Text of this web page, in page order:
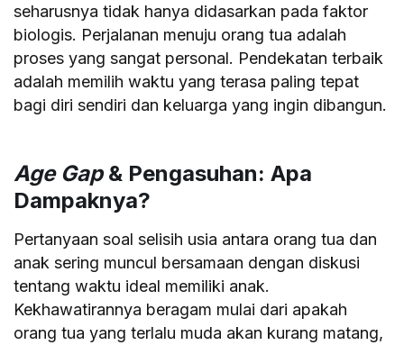
seharusnya tidak hanya didasarkan pada faktor
biologis. Perjalanan menuju orang tua adalah
proses yang sangat personal. Pendekatan terbaik
adalah memilih waktu yang terasa paling tepat
bagi diri sendiri dan keluarga yang ingin dibangun.
Age Gap& Pengasuhan: Apa
Dampaknya?
Pertanyaan soal selisih usia antara orang tua dan
anak sering muncul bersamaan dengan diskusi
tentang waktu ideal memiliki anak.
Kekhawatirannya beragam mulai dari apakah
orang tua yang terlalu muda akan kurang matang,